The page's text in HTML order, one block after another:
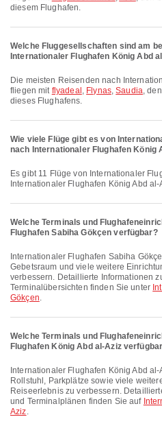
diesem Flughafen.
Welche Fluggesellschaften sind am
Internationaler Flughafen König Abd
Die meisten Reisenden nach Internationaler Flughafen König Abd al-Aziz
fliegen mit flyadeal , Flynas,Saudia,
dieses Flughafens.
Wie viele Flüge gibt es von
nach Internationaler Flughafen König
Es gibt 11 Flüge von Internationaler Flughafen Sabiha Gökçen nach
Internationaler Flughafen König Abd al-
Welche Terminals und
Flughafen Sabiha Gökçen verfügbar?
Internationaler Flughafen Sabiha Gökçen bietet Stillraum, Lounge,
Gebetsraum und viele weitere
verbessern. Detaillierte Informationen
Terminalübersichten finden Sie unter
Gökçen.
Welche Terminals und
Flughafen König Abd al-Aziz
Internationaler Flughafen König Abd al-Aziz bietet Raucherbereich,
Rollstuhl, Parkplätze sowie viele
Reiseerlebnis zu verbessern.
und Terminalplänen finden Sie auf
Aziz.